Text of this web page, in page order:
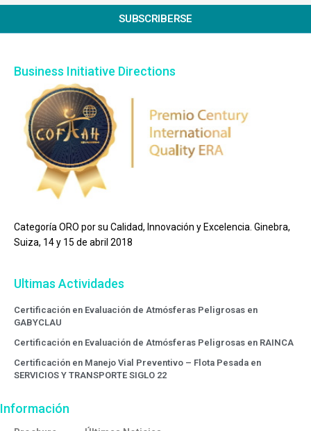
SUBSCRIBERSE
Business Initiative Directions
Categoría ORO por su Calidad, Innovación y Excelencia. Ginebra,
Suiza, 14 y 15 de abril 2018
Ultimas Actividades
Certificación en Evaluación de Atmósferas Peligrosas en
GABYCLAU
Certificación en Evaluación de Atmósferas Peligrosas en RAINCA
Certificación en Manejo Vial Preventivo – Flota Pesada en
SERVICIOS Y TRANSPORTE SIGLO 22
Información